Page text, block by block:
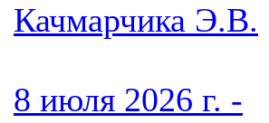
Качмарчика Э.В.
8 июля 2026 г. -